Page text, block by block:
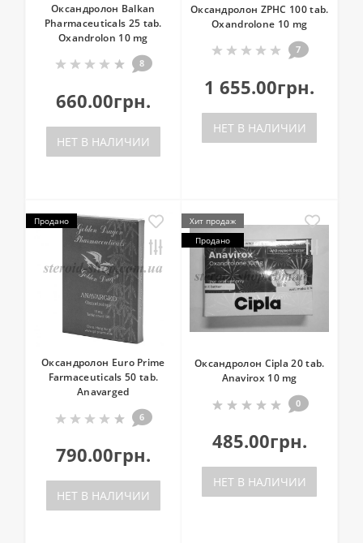
Оксандролон Balkan
Pharmaceuticals 25 tab.
Oxandrolon 10 mg
8
660.00грн.
НЕТ В НАЛИЧИИ
Оксандролон ZPHC 100 tab.
Oxandrolone 10 mg
7
1 655.00грн.
НЕТ В НАЛИЧИИ
Продано
Оксандролон Euro Prime
Farmaceuticals 50 tab.
Anavarged
6
790.00грн.
НЕТ В НАЛИЧИИ
Хит продаж
Продано
Оксандролон Cipla 20 tab.
Anavirox 10 mg
0
485.00грн.
НЕТ В НАЛИЧИИ